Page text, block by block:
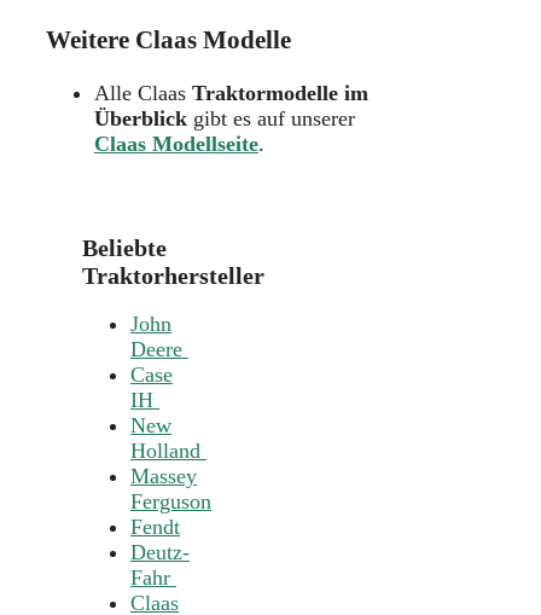
Weitere Claas Modelle
Alle Claas Traktormodelle im
Überblick gibt es auf unserer
Claas Modellseite.
Beliebte
Traktorhersteller
John
Deere
Case
IH
New
Holland
Massey
Ferguson
Fendt
Deutz-
Fahr
Claas